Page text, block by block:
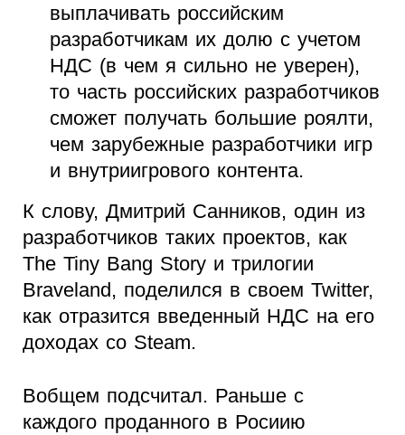
выплачивать российским
разработчикам их долю с учетом
НДС (в чем я сильно не уверен),
то часть российских разработчиков
сможет получать большие роялти,
чем зарубежные разработчики игр
и внутриигрового контента.
К слову, Дмитрий Санников, один из
разработчиков таких проектов, как
The Tiny Bang Story и трилогии
Braveland, поделился в своем Twitter,
как отразится введенный НДС на его
доходах со Steam.
Вобщем подсчитал. Раньше с
каждого проданного в Росиию